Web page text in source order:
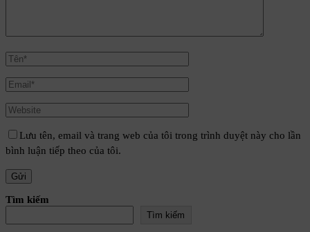
Lưu tên, email và trang web của tôi trong trình duyệt này cho lần
bình luận tiếp theo của tôi.
Tìm kiếm
Tìm kiếm